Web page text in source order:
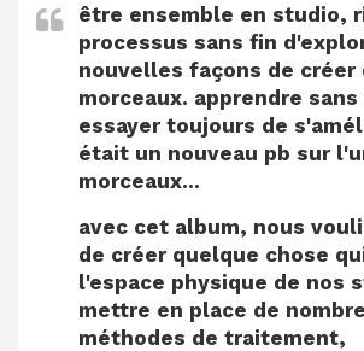
être ensemble en studio,
processus sans fin
nouvelles façons de créer
morceaux. apprendre sans
essayer toujours de
était un nouveau pb sur
morceaux…
avec cet album, nous
de créer quelque chose
l'espace physique de nos
mettre en place de
méthodes de traitement,